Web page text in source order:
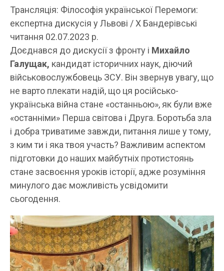
Трансляція: Філософія української Перемоги:
експертна дискусія у Львові / Х Бандерівські
читання 02.07.2023 р.
Доєднався до дискусії з фронту і Михайло
Галущак, кандидат історичних наук, діючий
військовослужбовець ЗСУ. Він звернув увагу, що
не варто плекати надій, що ця російсько-
українська війна стане «останньою», як були вже
«останніми» Перша світова і Друга. Боротьба зла
і добра триватиме завжди, питання лише у тому,
з ким ти і яка твоя участь? Важливим аспектом
підготовки до наших майбутніх протистоянь
стане засвоєння уроків історії, адже розуміння
минулого дає можливість усвідомити
сьогодення.